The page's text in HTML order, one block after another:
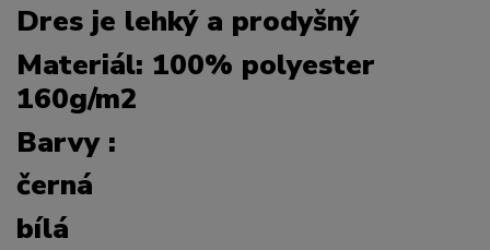
Dres je lehký a prodyšný
Materiál: 100% polyester
160g/m2
Barvy :
černá
bílá